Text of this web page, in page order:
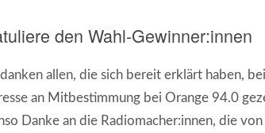
den Wahl-Gewinner:innen
allen, die sich bereit erklärt haben,
an Mitbestimmung bei Orange 94.0
Danke an die Radiomacher:innen, die